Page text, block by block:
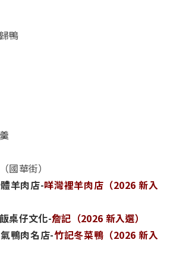
鴨
國華街）
羊肉店-咩灣裡羊肉店（2026 新入
桌仔文化-詹記（2026 新入選）
鴨肉名店-竹記冬菜鴨（2026 新入